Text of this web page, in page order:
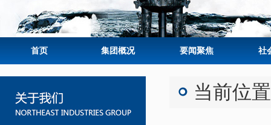
首页 集团概况 要闻聚焦 社
当前位